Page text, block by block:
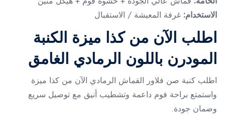
الاستخدام: غرفة المعيشة / الاستقبال
اطلب الآن من كذا ميزة الكنبة
المودرن باللون الرمادي الغامق
اطلب كنبة صن فلاور القماش الرمادي الآن من كذا ميزة
واستمتع براحة فوم داعمة وتشطيب أنيق مع توصيل سريع
وضمان جودة.